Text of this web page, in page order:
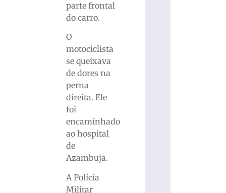
parte frontal
do carro.
O
motociclista
se queixava
de dores na
perna
direita. Ele
foi
encaminhado
ao hospital
de
Azambuja.
A Polícia
Militar